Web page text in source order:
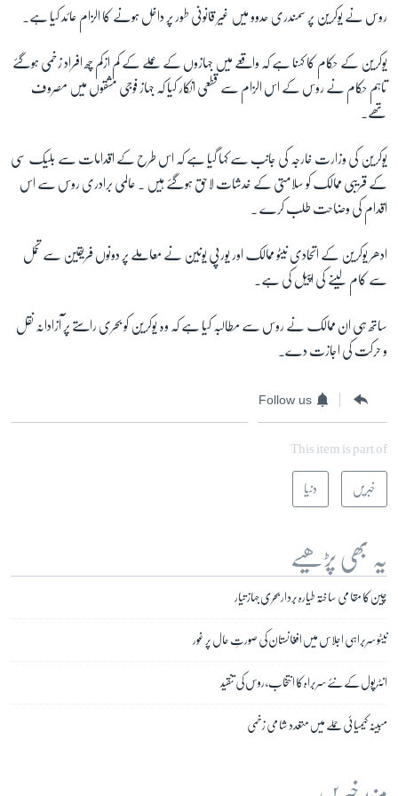
زبان
روس نے یوکرین پر سمندری حدوو میں غیر قانونی طور پر داخل ہونے کا الزام عائد کیا ہے۔
یوکرین کے حکام کا کہنا ہے کہ واقعے میں جہازوں کے عملے کے کم ازکم چھ افراد زخمی ہوگئے
تاہم حکام نے روس کے اس الزام سے قطعی انکار کیا کہ جہاز فوجی مشقوں میں مصروف
تھے۔
یوکرین کی وزارت خارجہ کی جانب سے کہا گیا ہے کہ اس طرح کے اقدامات سے بلیک سی
کے قریبی ممالک کو سلامتی کے خدشات لاحق ہوگئے ہیں ۔ عالمی برادری روس سے اس
اقدام کی وضاحت طلب کرے ۔
ادھر یوکرین کے اتحادی نیٹو ممالک اور یورپی یونین نے معاملے پر دونوں فریقین سے تحمل
سے کام لینے کی اپیل کی ہے۔
ساتھ ہی ان ممالک نے روس سے مطالبہ کیا ہے کہ وہ یوکرین کو بحری راستے پر آزادانہ نقل
و حرکت کی اجازت دے۔
Follow us
This item is part of
خبریں دنیا
یہ بھی پڑھیے
چین کا مقامی ساختہ طیارہ بردار بحری جہاز تیار
نیٹو سربراہی اجلاس میں افغانستان کی صورتِ حال پر غور
انٹرپول کے نئے سربراہ کا انتخاب، روس کی تنقید
مبینہ کیمیائی حملے میں متعدد شامی زخمی